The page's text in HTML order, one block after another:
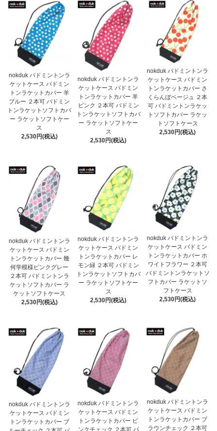
nokduk バドミントンラ
ケットケース バドミン
トンラケットカバー 羊
ブルー ２本可 バドミン
トンラケットソフトカバ
ー ラケットソフトケー
ス
2,530円(税込)
nokduk バドミントンラ
ケットケース バドミン
トンラケットカバー 羊
ピンク ２本可 バドミン
トンラケットソフトカバ
ー ラケットソフトケー
ス
2,530円(税込)
nokduk バドミントンラ
ケットケース バドミン
トンラケットカバー さ
くらんぼベージュ ２本
可 バドミントンラケッ
トソフトカバー ラケッ
トソフトケース
2,530円(税込)
nokduk バドミントンラ
ケットケース バドミン
トンラケットカバー 幾
何学模様ピンクグレー
２本可 バドミントンラ
ケットソフトカバー ラ
ケットソフトケース
2,530円(税込)
nokduk バドミントンラ
ケットケース バドミン
トンラケットカバー レ
モン緑 ２本可 バドミン
トンラケットソフトカバ
ー ラケットソフトケー
ス
2,530円(税込)
nokduk バドミントンラ
ケットケース バドミン
トンラケットカバー ホ
ワイトフラワー ２本可
バドミントンラケットソ
フトカバー ラケットソ
フトケース
2,530円(税込)
nokduk バドミントンラ
ケットケース バドミン
トンラケットカバー ブ
nokduk バドミントンラ
ケットケース バドミン
トンラケットカバー ピ
ンクチェック ２本可 バ
nokduk バドミントンラ
ケットケース バドミン
トンラケットカバー ブ
ラウンチェック ２本可